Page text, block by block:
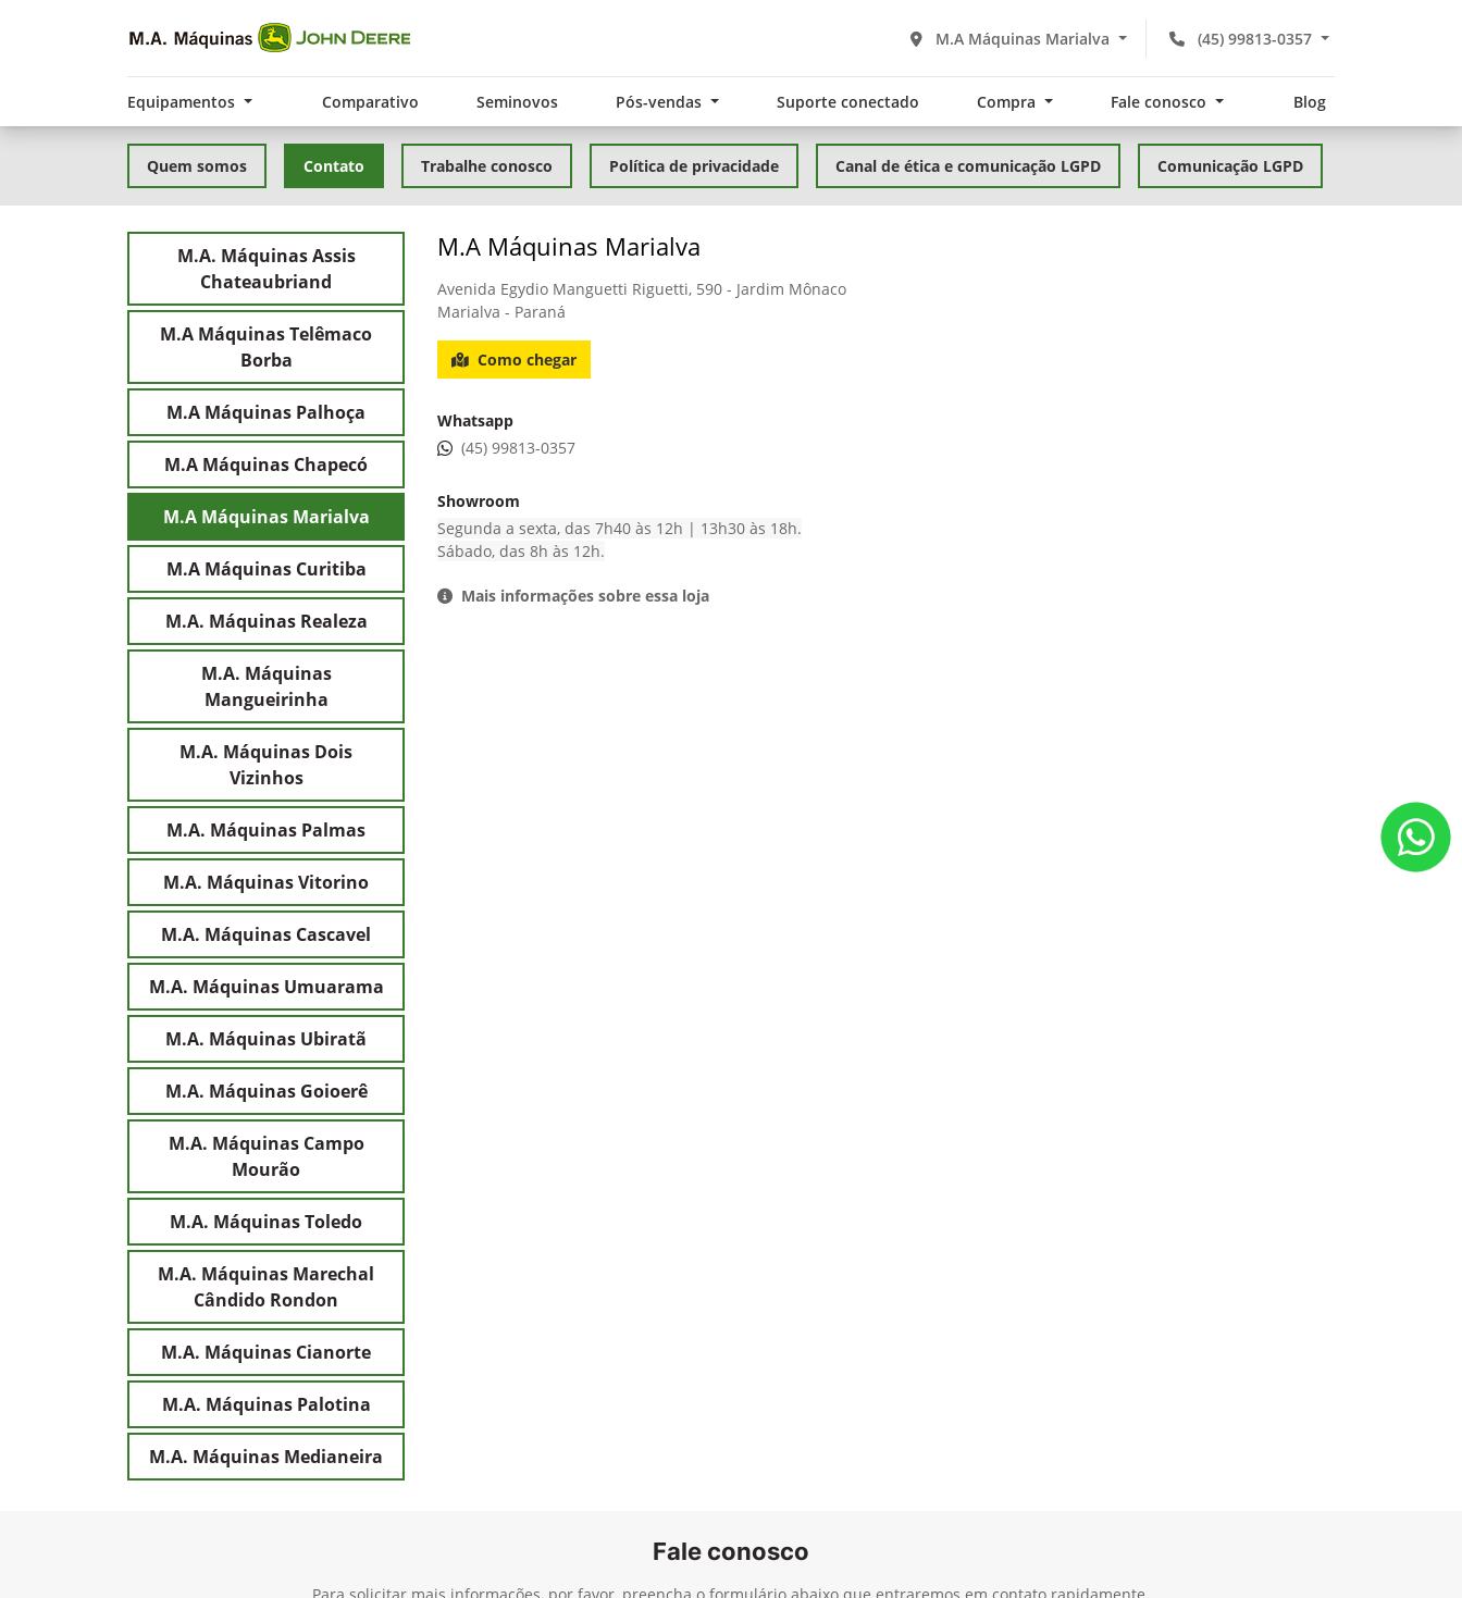
(45) 99813-0357
M.A Máquinas Marialva
Equipamentos Comparativo Seminovos Pós-vendas Suporte conectado Compra Fale conosco Blog
Quem somos Contato Trabalhe conosco Política de privacidade Canal de ética e comunicação LGPD Comunicação LGPD
M.A. Máquinas Assis
Chateaubriand
M.A Máquinas Telêmaco
Borba
M.A Máquinas Palhoça
M.A Máquinas Chapecó
M.A Máquinas Marialva
M.A Máquinas Curitiba
M.A. Máquinas Realeza
M.A. Máquinas
Mangueirinha
M.A. Máquinas Dois
Vizinhos
M.A. Máquinas Palmas
M.A. Máquinas Vitorino
M.A. Máquinas Cascavel
M.A. Máquinas Umuarama
M.A. Máquinas Ubiratã
M.A. Máquinas Goioerê
M.A. Máquinas Campo
Mourão
M.A. Máquinas Toledo
M.A. Máquinas Marechal
Cândido Rondon
M.A. Máquinas Cianorte
M.A. Máquinas Palotina
M.A. Máquinas Medianeira
M.A Máquinas Marialva
Avenida Egydio Manguetti Riguetti, 590 - Jardim Mônaco
Marialva - Paraná
Como chegar
Whatsapp
(45) 99813-0357
Showroom
Segunda a sexta, das 7h40 às 12h | 13h30 às 18h.
Sábado, das 8h às 12h.
Mais informações sobre essa loja
Fale conosco